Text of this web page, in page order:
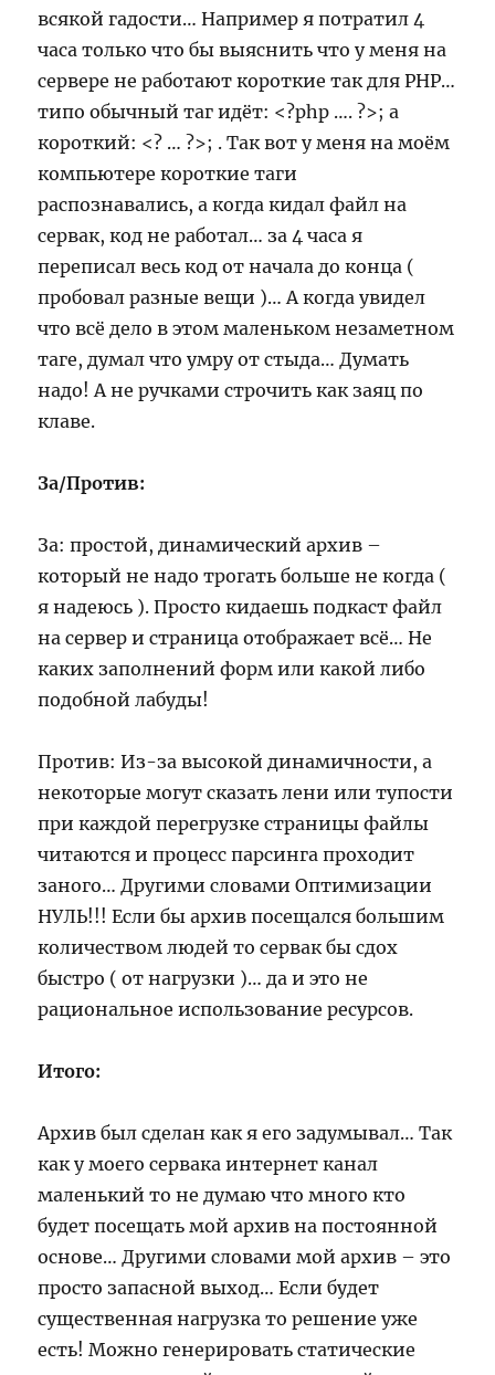
всякой гадости… Например я потратил 4
часа только что бы выяснить что у меня на
сервере не работают короткие так для PHP…
типо обычный таг идёт: <?php …. ?>; а
короткий: <? … ?>; . Так вот у меня на моём
компьютере короткие таги
распознавались, а когда кидал файл на
сервак, код не работал… за 4 часа я
переписал весь код от начала до конца (
пробовал разные вещи )… А когда увидел
что всё дело в этом маленьком незаметном
таге, думал что умру от стыда… Думать
надо! А не ручками строчить как заяц по
клаве.
За/Против:
За: простой, динамический архив –
который не надо трогать больше не когда (
я надеюсь ). Просто кидаешь подкаст файл
на сервер и страница отображает всё… Не
каких заполнений форм или какой либо
подобной лабуды!
Против: Из-за высокой динамичности, а
некоторые могут сказать лени или тупости
при каждой перегрузке страницы файлы
читаются и процесс парсинга проходит
заного… Другими словами Оптимизации
НУЛЬ!!! Если бы архив посещался большим
количеством людей то сервак бы сдох
быстро ( от нагрузки )… да и это не
рациональное использование ресурсов.
Итого:
Архив был сделан как я его задумывал… Так
как у моего сервака интернет канал
маленький то не думаю что много кто
будет посещать мой архив на постоянной
основе… Другими словами мой архив – это
просто запасной выход… Если будет
существенная нагрузка то решение уже
есть! Можно генерировать статические